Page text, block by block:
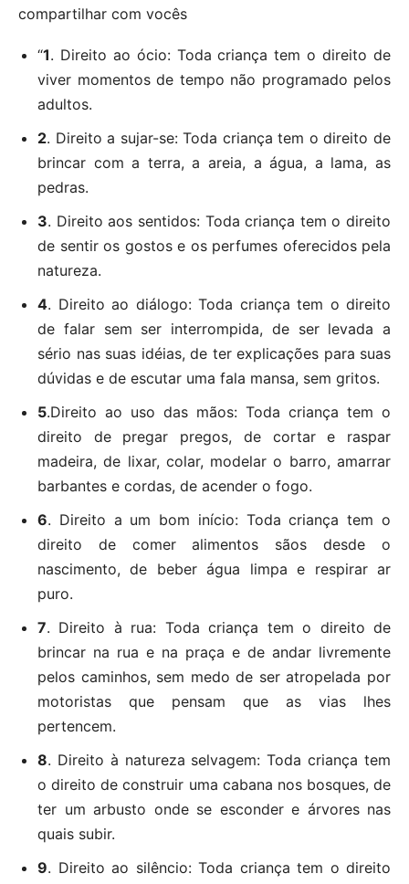
compartilhar com vocês
“1. Direito ao ócio: Toda criança tem o direito de
viver momentos de tempo não programado pelos
adultos.
2. Direito a sujar-se: Toda criança tem o direito de
brincar com a terra, a areia, a água, a lama, as
pedras.
3. Direito aos sentidos: Toda criança tem o direito
de sentir os gostos e os perfumes oferecidos pela
natureza.
4. Direito ao diálogo: Toda criança tem o direito
de falar sem ser interrompida, de ser levada a
sério nas suas idéias, de ter explicações para suas
dúvidas e de escutar uma fala mansa, sem gritos.
5.Direito ao uso das mãos: Toda criança tem o
direito de pregar pregos, de cortar e raspar
madeira, de lixar, colar, modelar o barro, amarrar
barbantes e cordas, de acender o fogo.
6. Direito a um bom início: Toda criança tem o
direito de comer alimentos sãos desde o
nascimento, de beber água limpa e respirar ar
puro.
7. Direito à rua: Toda criança tem o direito de
brincar na rua e na praça e de andar livremente
pelos caminhos, sem medo de ser atropelada por
motoristas que pensam que as vias lhes
pertencem.
8. Direito à natureza selvagem: Toda criança tem
o direito de construir uma cabana nos bosques, de
ter um arbusto onde se esconder e árvores nas
quais subir.
9. Direito ao silêncio: Toda criança tem o direito